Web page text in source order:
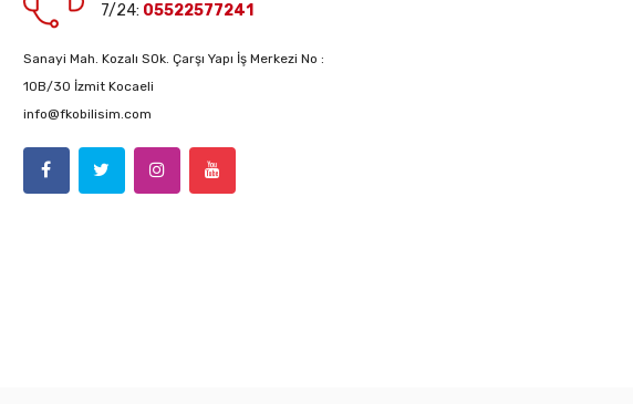
7/24: 05522577241
Sanayi Mah. Kozalı SOk. Çarşı Yapı İş Merkezi No :
10B/30 İzmit Kocaeli
info@fkobilisim.com